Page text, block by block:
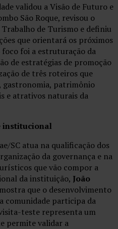
validou a Visão de Futuro e
São Roque, revisou o
de Turismo e definiu
que orientará os próximos
foi a estruturação da
de estratégias de promoção
de três roteiros que
gastronomia, patrimônio
e atrativos naturais da
institucional
SC atua na qualificação dos
da governança e na
que vão compor a
da instituição, João
que o desenvolvimento
comunidade participa da
teste representa um
permite validar a